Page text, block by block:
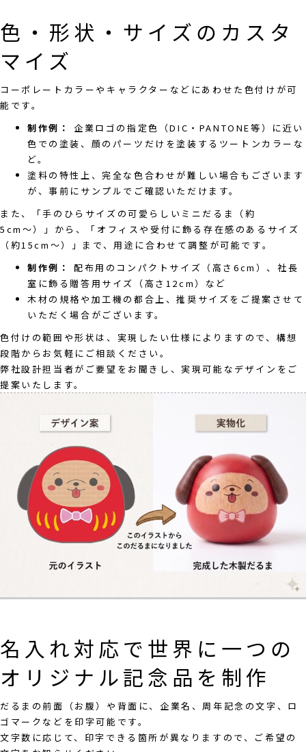
色・形状・サイズのカスタ
マイズ
コーポレートカラーやキャラクターなどにあわせた色付けが可
能です。
制作例：
企業ロゴの指定色（DIC・PANTONE等）に近い
色での塗装、顔のパーツだけを塗装するツートンカラーな
ど。
塗料の特性上、完全な色合わせが難しい場合もございます
が、事前にサンプルでご確認いただけます。
また、「手のひらサイズの可愛らしいミニだるま（約
5cm〜）」から、「オフィスや受付に飾る存在感のあるサイズ
（約15cm〜）」まで、用途に合わせて調整が可能です。
制作例：
配布用のコンパクトサイズ（高さ6cm）、社長
室に飾る贈答用サイズ（高さ12cm）など
木材の規格や加工機の都合上、推奨サイズをご提案させて
いただく場合がございます。
色付けの範囲や形状は、実現したい仕様によりますので、構想
段階からお気軽にご相談ください。
弊社設計担当者がご要望をお聞きし、実現可能なデザインをご
提案いたします。
名入れ対応で世界に一つの
オリジナル記念品を制作
だるまの前面（お腹）や背面に、企業名、周年記念の文字、ロ
ゴマークなどを印字可能です。
文字数に応じて、印字できる箇所が異なりますので、ご希望の